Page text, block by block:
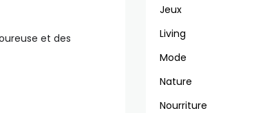
et des
Jeux
Living
Mode
Nature
Nourriture